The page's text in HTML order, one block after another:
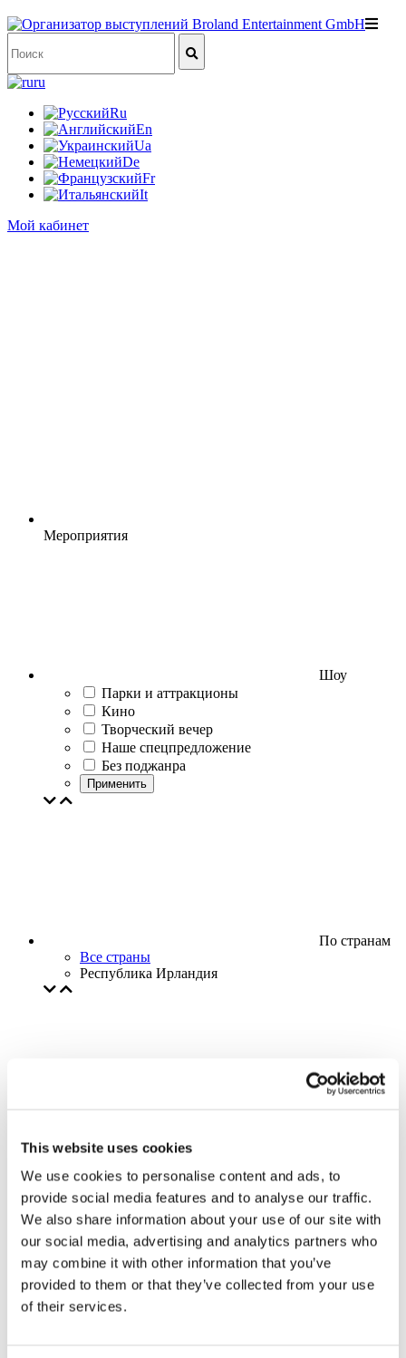
This website uses cookies
We use cookies to personalise content and ads, to
provide social media features and to analyse our traffic.
We also share information about your use of our site with
our social media, advertising and analytics partners who
may combine it with other information that you’ve
provided to them or that they’ve collected from your use
of their services.
ru
Ru
En
Ua
De
Fr
It
Мой кабинет
Мероприятия
Шоу
Парки и аттракционы
Кино
Творческий вечер
Наше спецпредложение
Без поджанра
Применить
По странам
Все страны
Республика Ирландия